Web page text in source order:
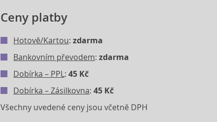
Ceny platby
Hotově/Kartou: zdarma
Bankovním převodem: zdarma
Dobírka – PPL: 45 Kč
Dobírka – Zásilkovna: 45 Kč
Všechny uvedené ceny jsou včetně DPH